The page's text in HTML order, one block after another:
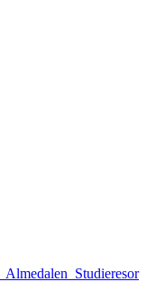
Almedalen Studieresor